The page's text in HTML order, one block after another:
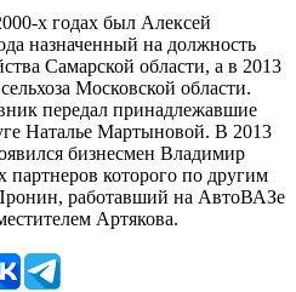
х годах был Алексей
назначенный на должность
Самарской области, а в 2013
Московской области.
передал принадлежавшие
Наталье Мартыновой. В 2013
бизнесмен Владимир
которого по другим
работавший на АвтоВАЗе
Артякова.